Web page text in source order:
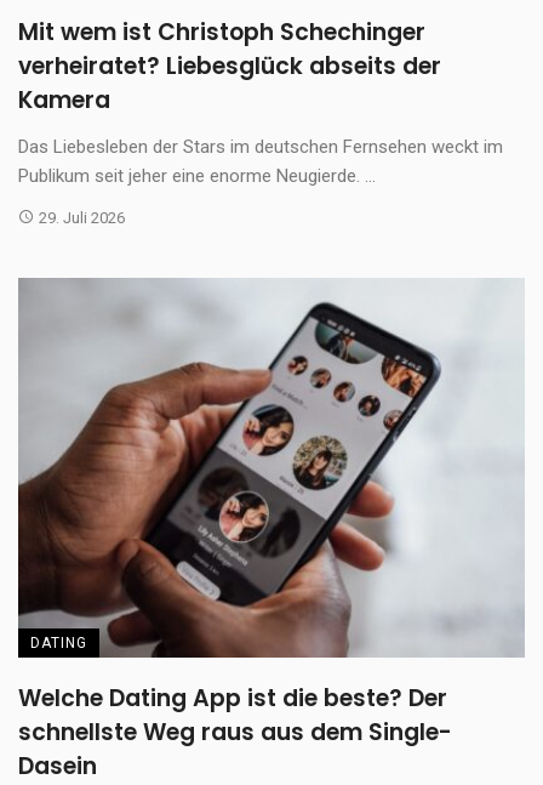
Mit wem ist Christoph Schechinger
verheiratet? Liebesglück abseits der
Kamera
Das Liebesleben der Stars im deutschen Fernsehen weckt im
Publikum seit jeher eine enorme Neugierde. ...
29. Juli 2026
DATING
Welche Dating App ist die beste? Der
schnellste Weg raus aus dem Single-
Dasein